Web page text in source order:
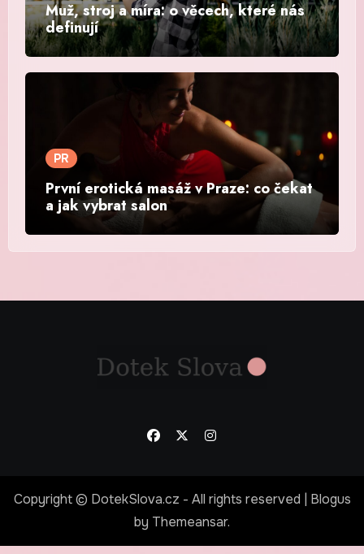
Muž, stroj a míra: o věcech, které nás
definují
PR
První erotická masáž v Praze: co čekat
a jak vybrat salon
Copyright © DotekSlova.cz - All rights reserved
Blogus
by Themeansar.